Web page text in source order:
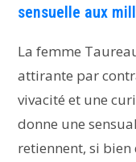
sensuelle aux
La femme
attirante par
vivacité et une
donne une
retiennent, si bien